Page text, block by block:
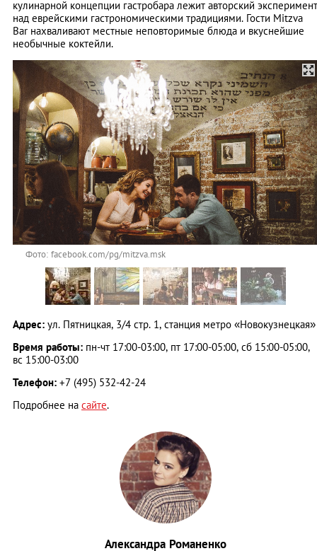
кулинарной концепции гастробара лежит авторский эксперимент
над еврейскими гастрономическими традициями. Гости Mitzva
Bar нахваливают местные неповторимые блюда и вкуснейшие
необычные коктейли.
Фото: facebook.com/pg/mitzva.msk
Адрес: ул. Пятницкая, 3/4 стр. 1, станция метро «Новокузнецкая»
Время работы: пн-чт 17:00-03:00, пт 17:00-05:00, сб 15:00-05:00,
вс 15:00-03:00
Телефон: +7 (495) 532-42-24
Подробнее на сайте.
Александра Романенко